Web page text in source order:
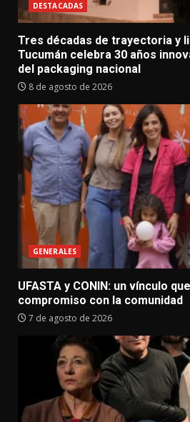
DESTACADAS
Tres décadas de trayectoria y
Tucumán celebra 30 años
del packaging nacional
8 de agosto de 2026
GENERALES
UFASTA y CONIN: un vínculo
compromiso con la comunidad
7 de agosto de 2026